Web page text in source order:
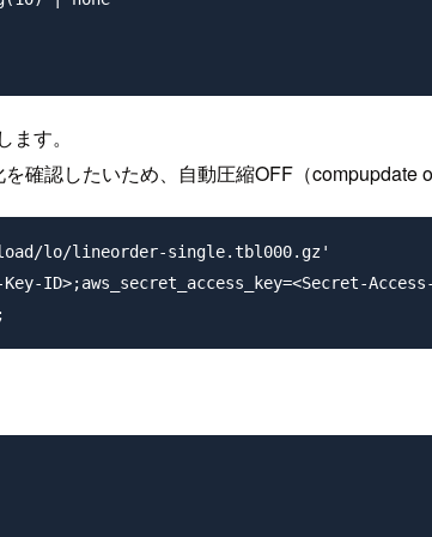
す。
確認したいため、自動圧縮OFF（compupdate
load/lo/lineorder-single.tbl000.gz'
ID>;aws_secret_access_key=<Secret-